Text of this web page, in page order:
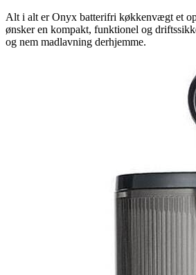
Alt i alt er Onyx batterifri køkkenvægt et
ønsker en kompakt, funktionel og
og nem madlavning derhjemme.